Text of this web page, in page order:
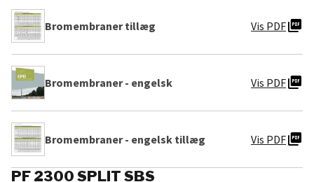
Bromembraner tillæg Vis PDFpicture_as_pdf
Bromembraner - engelsk Vis PDFpicture_as_pdf
Bromembraner - engelsk tillæg Vis PDFpicture_as_pdf
PF 2300 SPLIT SBS